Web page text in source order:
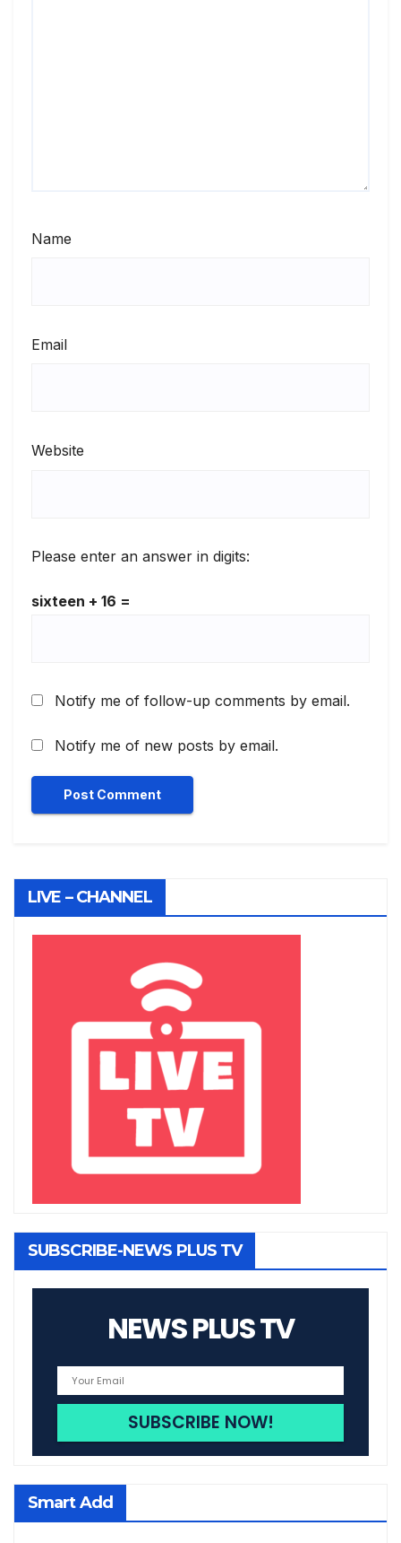
Name
Email
Website
Please enter an answer in digits:
sixteen + 16 =
Notify me of follow-up comments by email.
Notify me of new posts by email.
LIVE – CHANNEL
SUBSCRIBE-NEWS PLUS TV
NEWS PLUS TV
Smart Add